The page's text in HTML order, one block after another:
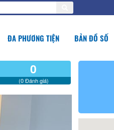
ĐA PHƯƠNG TIỆN BẢN ĐỒ SỐ
0
(0 Đánh giá)